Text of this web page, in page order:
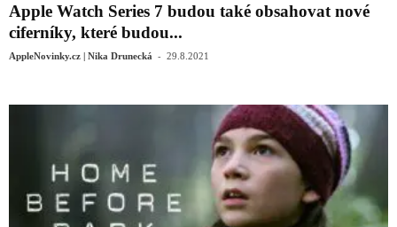
Apple Watch Series 7 budou také obsahovat nové
ciferníky, které budou...
AppleNovinky.cz | Nika Drunecká - 29.8.2021